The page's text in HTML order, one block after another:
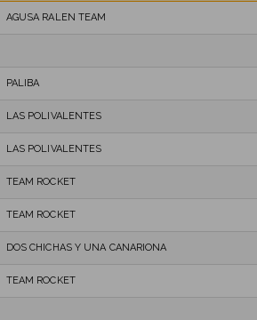
AGUSA RALEN TEAM
PALIBA
LAS POLIVALENTES
LAS POLIVALENTES
TEAM ROCKET
TEAM ROCKET
DOS CHICHAS Y UNA CANARIONA
TEAM ROCKET